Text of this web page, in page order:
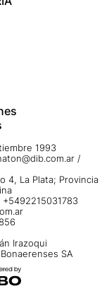
1993
/
4, La Plata; Provincia
Irazoqui
SA